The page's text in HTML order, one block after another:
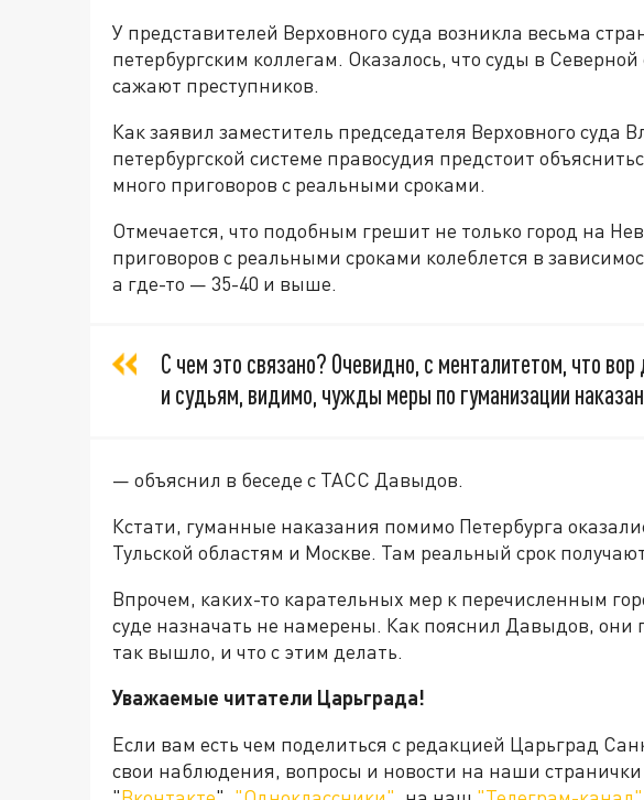
У представителей Верховного суда возникла весьма
петербургским коллегам. Оказалось, что суды в
сажают преступников.
Как заявил заместитель председателя Верховного суда
петербургской системе правосудия предстоит
много приговоров с реальными сроками.
Отмечается, что подобным грешит не только город на
приговоров с реальными сроками колеблется в
а где-то — 35-40 и выше.
С чем это связано? Очевидно, с менталитетом, что
и судьям, видимо, чужды меры по гуманизации
— объяснил в беседе с ТАСС Давыдов.
Кстати, гуманные наказания помимо Петербурга
Тульской областям и Москве. Там реальный срок
Впрочем, каких-то карательных мер к перечисленным
суде назначать не намерены. Как пояснил Давыдов, они
так вышло, и что с этим делать.
Уважаемые читатели Царьграда!
Если вам есть чем поделиться с редакцией Царьград
свои наблюдения, вопросы и новости на наши странички